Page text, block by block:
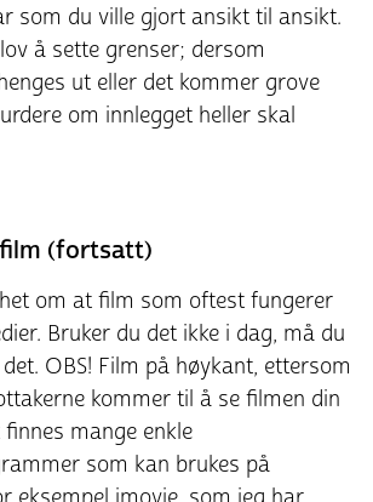
som du ville gjort ansikt til ansikt.
å sette grenser; dersom
ut eller det kommer grove
om innlegget heller skal
(fortsatt)
om at film som oftest fungerer
Bruker du det ikke i dag, må du
OBS! Film på høykant, ettersom
kommer til å se filmen din
mange enkle
som kan brukes på